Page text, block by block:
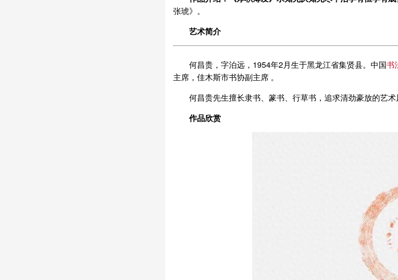
张琥》。
艺术简介
何昌贵，字泊远，1954年2月生于黑龙江省集贤县。中国书
主席，佳木斯市书协副主席 。
何昌贵先生擅长隶书、篆书、行草书，追求清劲豪放的艺
作品欣赏